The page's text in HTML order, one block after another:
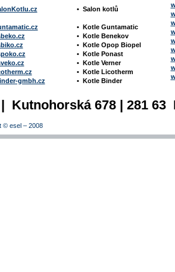
gmbh.cz
• Salon kotlů
• Kotle Guntamatic
• Kotle Benekov
• Kotle Opop Biopel
• Kotle Ponast
• Kotle Verner
• Kotle Licotherm
• Kotle Binder
Kutnohorská 678 | 281
© esel – 2008